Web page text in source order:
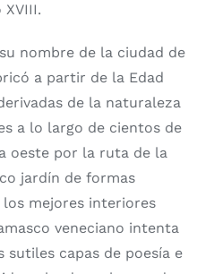
nombre de la ciudad de
a partir de la Edad
de la naturaleza
a lo largo de cientos de
oeste por la ruta de la
jardín de formas
los mejores interiores
veneciano intenta
sutiles capas de poesía e